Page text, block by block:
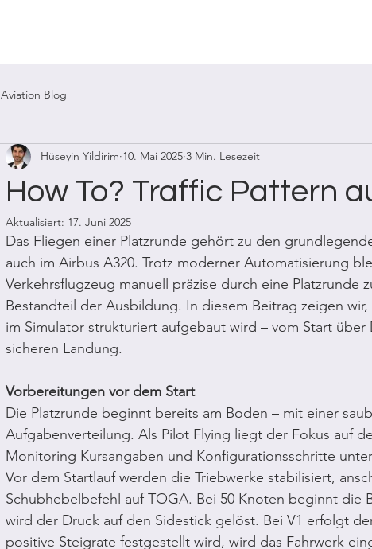
Aviation Blog
How To? Traffic Pattern
Hüseyin Yildirim 10. Mai 2025 3 Min. Lesezeit
Aktualisiert: 17. Juni 2025
Das Fliegen einer Platzrunde gehört zu den
auch im Airbus A320. Trotz moderner Automatisierung
Verkehrsflugzeug manuell präzise durch eine Platzrunde
Bestandteil der Ausbildung. In diesem Beitrag zeigen
im Simulator strukturiert aufgebaut wird – vom Start
sicheren Landung.
Vorbereitungen vor dem Start
Die Platzrunde beginnt bereits am Boden – mit einer
Aufgabenverteilung. Als Pilot Flying liegt der Fokus auf
Monitoring Kursangaben und Konfigurationsschritte
Vor dem Startlauf werden die Triebwerke stabilisiert,
Schubhebelbefehl auf TOGA. Bei 50 Knoten beginnt die
wird der Druck auf den Sidestick gelöst. Bei V1 erfolgt
positive Steigrate festgestellt wird, wird das Fahrwerk